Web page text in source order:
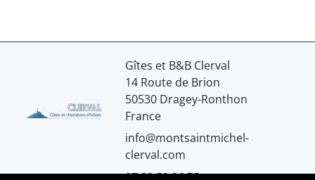
Gîtes et B&B Clerval
14 Route de Brion
50530 Dragey-Ronthon
France
info@montsaintmichel-
clerval.com